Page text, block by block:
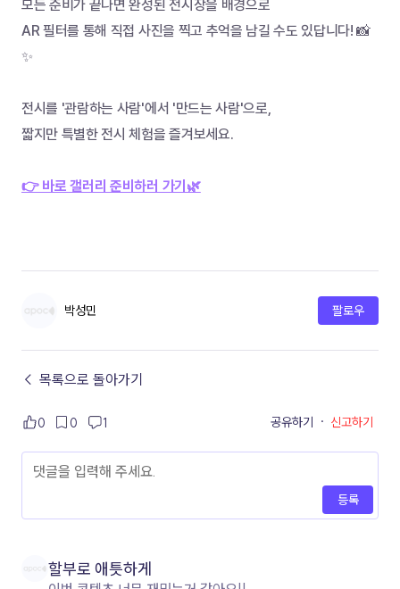
모든 준비가 끝나면 완성된 전시장을 배경으로
AR 필터를 통해 직접 사진을 찍고 추억을 남길 수도 있답니다! 📸
✨
전시를 '관람하는 사람'에서 '만드는 사람'으로,
짧지만 특별한 전시 체험을 즐겨보세요.
👉 바로 갤러리 준비하러 가기🌿
박성민 팔로우
← 목록으로 돌아가기
0 0 1 공유하기 · 신고하기
등록
할부로 애틋하게